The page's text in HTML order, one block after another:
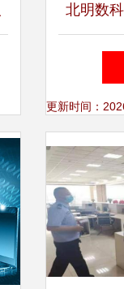
北明数
理系统
更新时间：